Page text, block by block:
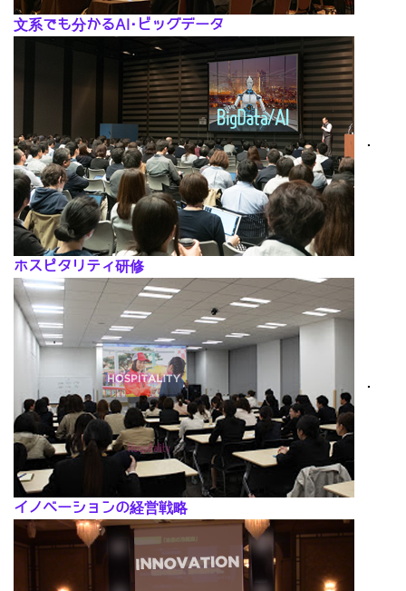
文系でも分かるAI･ビッグデータ
･
ホスピタリティ研修
･
イノベーションの経営戦略